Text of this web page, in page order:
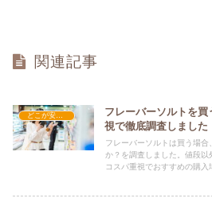
関連記事
どこが安い？-食品・食材
フレーバーソルトを
視で徹底調査しました
フレーバーソルトは買う場
か？を調査しました。値段
コスパ重視でおすすめの購入